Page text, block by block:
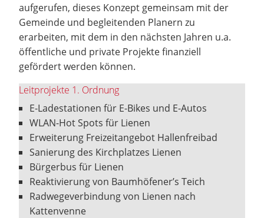
aufgerufen, dieses Konzept gemeinsam mit der
Gemeinde und begleitenden Planern zu
erarbeiten, mit dem in den nächsten Jahren u.a.
öffentliche und private Projekte finanziell
gefördert werden können.
Leitprojekte 1. Ordnung
E-Ladestationen für E-Bikes und E-Autos
WLAN-Hot Spots für Lienen
Erweiterung Freizeitangebot Hallenfreibad
Sanierung des Kirchplatzes Lienen
Bürgerbus für Lienen
Reaktivierung von Baumhöfener’s Teich
Radwegeverbindung von Lienen nach
Kattenvenne